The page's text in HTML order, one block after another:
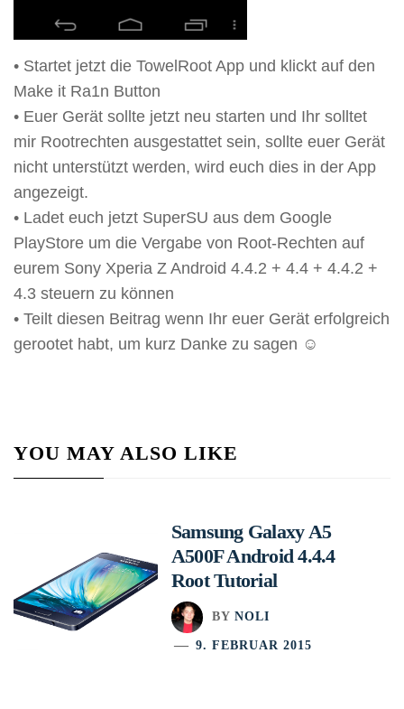
• Startet jetzt die TowelRoot App und klickt auf den
Make it Ra1n Button
• Euer Gerät sollte jetzt neu starten und Ihr solltet
mir Rootrechten ausgestattet sein, sollte euer Gerät
nicht unterstützt werden, wird euch dies in der App
angezeigt.
• Ladet euch jetzt SuperSU aus dem Google
PlayStore um die Vergabe von Root-Rechten auf
eurem Sony Xperia Z Android 4.4.2 + 4.4 + 4.4.2 +
4.3 steuern zu können
• Teilt diesen Beitrag wenn Ihr euer Gerät erfolgreich
gerootet habt, um kurz Danke zu sagen ☺
YOU MAY ALSO LIKE
Samsung Galaxy A5
A500F Android 4.4.4
Root Tutorial
BY NOLI
9. FEBRUAR 2015